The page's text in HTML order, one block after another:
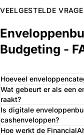
VEELGESTELDE
Budgeting -
Hoeveel
Wat gebeurt er als een
raakt?
Is digitale
cashenveloppen?
Hoe werkt de